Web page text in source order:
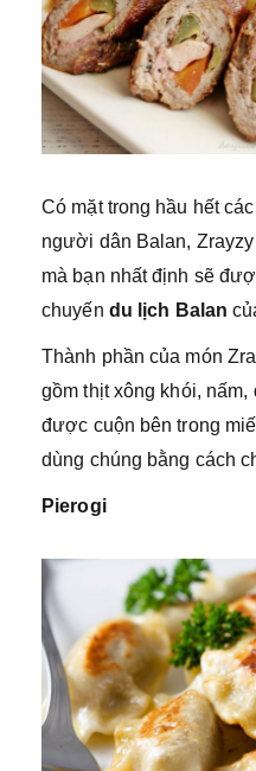
Có mặt trong hầu hết
người dân Balan,
mà bạn nhất định sẽ
chuyến du lịch Balan
Thành phần của món
gồm thịt xông khói,
được cuộn bên trong
dùng chúng bằng cách
Pierogi